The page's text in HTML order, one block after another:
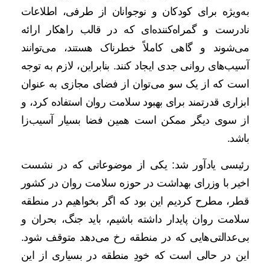
به‌ویژه برای کودکان و نوجوانان از طرفی، اطلاعات
نادرست و گمراه‌کننده‌ای که در قالب راهکار ارائه
می‌شوند و گاهی کاملاً خطرناک هستند، می‌توانند
آسیب‌های روانی جدی ایجاد کنند. بنابراین، لازم به توجه
است که از یک سو می‌توان از فضای مجازی به عنوان
ابزاری قدرتمند برای بهبود سلامت روان استفاده کرد، و
از سوی دیگر ممکن است همین فضا بسیار آسیب‌زا
باشد.
رئیسی یادآور شد: یکی از موضوعاتی که در نشست
اخیر با وزرای بهداشت در حوزه سلامت روان در کشور
قطر، مطرح کردیم این بود که اگر بخواهیم در منطقه
سلامت روان پایدار داشته باشیم، باید جنگ، بحران و
بی‌عدالتی‌هایی که در منطقه رخ می‌دهد متوقف شود.
این در حالی است که خودِ منطقه در بسیاری از این